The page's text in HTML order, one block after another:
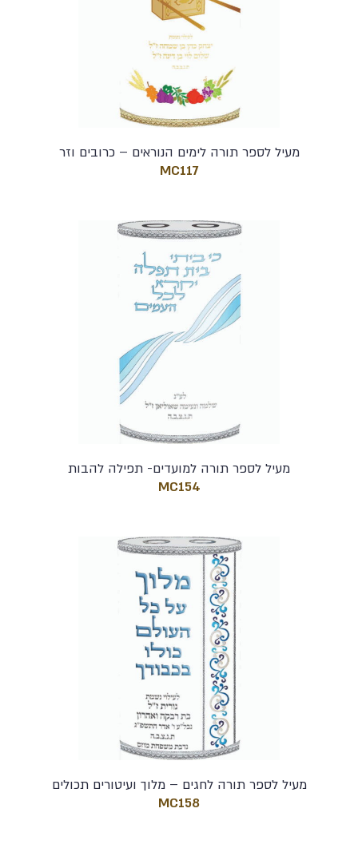
מעיל לספר תורה לימים הנוראים – כרובים וזר
MC117
מעיל לספר תורה למועדים- תפילה להבות
MC154
מעיל לספר תורה לחגים – מלוך ועיטורים תכולים
MC158